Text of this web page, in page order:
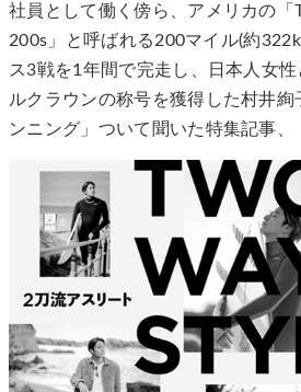
社員として働く傍ら、アメリカの「
200s」と呼ばれる200マイル(約
ス3戦を1年間で完走し、日本人女
ルクラウンの称号を獲得した村井絢
ンニング」ついて聞いた特集記事、